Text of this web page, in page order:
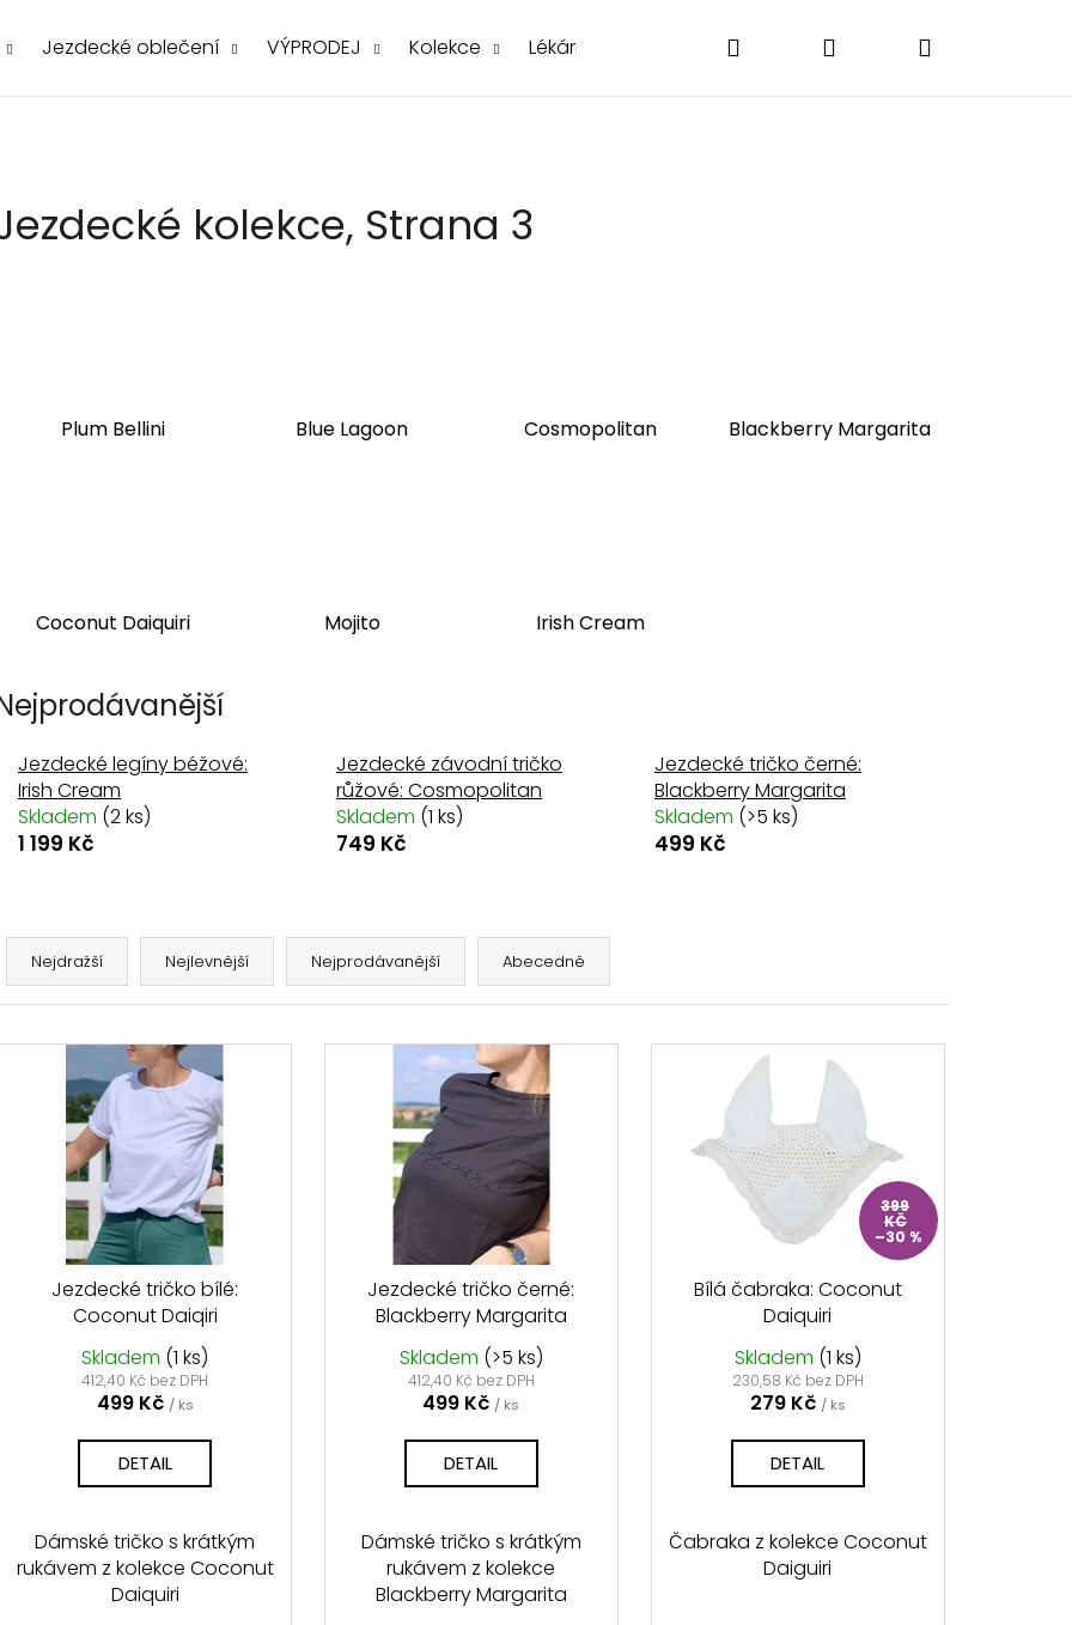
Jezdecké oblečení VÝPRODEJ Kolekce Lékárničky Poukázky Doplňky O nás
Hledat PřihlášeníNákupní
kolekce, Strana 3
Plum Bellini Blue Lagoon Cosmopolitan Blackberry Margarita
Coconut Daiquiri Mojito Irish Cream
Jezdecké legíny béžové:
Irish Cream
Skladem (2 ks)
1 199 Kč
Jezdecké závodní tričko
růžové: Cosmopolitan
Skladem (1 ks)
749 Kč
Jezdecké tričko černé:
Blackberry Margarita
Skladem (>5 ks)
499 Kč
Nejdražší Nejlevnější Nejprodávanější Abecedně
Jezdecké tričko bílé:
Coconut Daiqiri
Skladem (1 ks)
412,40 Kč bez DPH
499 Kč / ks
DETAIL
Dámské tričko s krátkým
rukávem z kolekce Coconut
Daiquiri
Jezdecké tričko černé:
Blackberry Margarita
Skladem (>5 ks)
412,40 Kč bez DPH
499 Kč / ks
DETAIL
Dámské tričko s krátkým
rukávem z kolekce
Blackberry Margarita
399
KČ
–30 %
Bílá čabraka: Coconut
Daiquiri
Skladem (1 ks)
230,58 Kč bez DPH
279 Kč / ks
DETAIL
Čabraka z kolekce Coconut
Daiguiri
199 Kč
539 Kč